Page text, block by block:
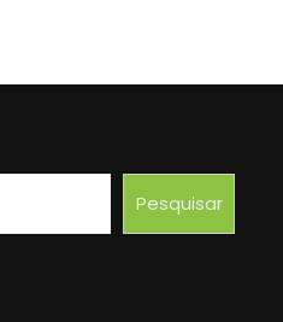
Pesquisar